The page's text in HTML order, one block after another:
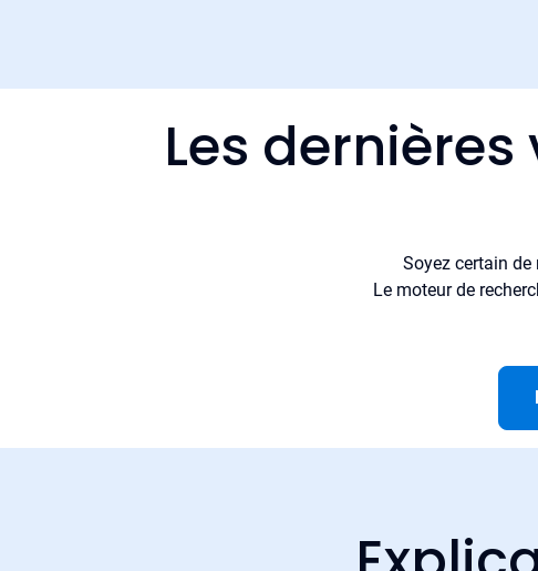
Les
Soyez certain de
Le moteur de